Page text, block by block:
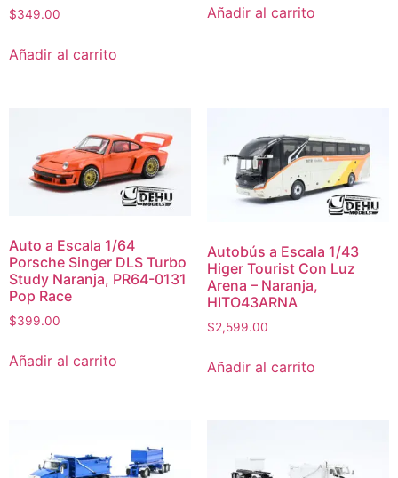
$349.00
Añadir al carrito
Añadir al carrito
Auto a Escala 1/64
Porsche Singer DLS Turbo
Study Naranja, PR64-0131
Pop Race
$399.00
Añadir al carrito
Autobús a Escala 1/43
Higer Tourist Con Luz
Arena – Naranja,
HITO43ARNA
$2,599.00
Añadir al carrito